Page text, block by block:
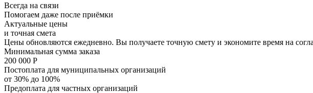
Всегда на связи
Помогаем даже после приёмки
Актуальные цены
и точная смета
Цены обновляются ежедневно. Вы получаете точную смету и экономите время на
Минимальная сумма заказа
200 000 Р
Постоплата для муниципальных организаций
от 30% до 100%
Предоплата для частных организаций